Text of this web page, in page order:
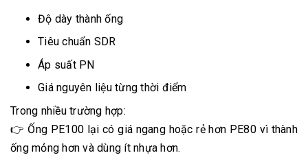
Độ dày thành ống
Tiêu chuẩn SDR
Áp suất PN
Giá nguyên liệu từng thời điểm
Trong nhiều trường hợp:
👉 Ống PE100 lại có giá ngang hoặc rẻ hơn PE80 vì thành
ống mỏng hơn và dùng ít nhựa hơn.